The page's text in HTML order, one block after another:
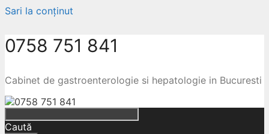
Sari la conținut
0758 751 841
Cabinet de gastroenterologie si hepatologie in Bucuresti
Caută